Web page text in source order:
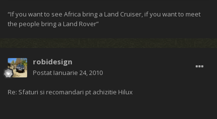
“If you want to see Africa bring a Land Cruiser, if you want to meet
the people bring a Land Rover”
robidesign
Postat Ianuarie 24, 2010
Re: Sfaturi si recomandari pt achizitie Hilux